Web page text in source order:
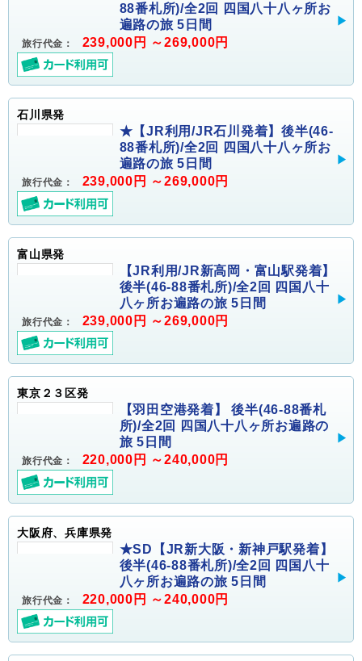
88番札所)/全2回 四国八十八ヶ所お
遍路の旅 5日間
旅行代金： 239,000円 ～269,000円
石川県発
★【JR利用/JR石川発着】後半(46-
88番札所)/全2回 四国八十八ヶ所お
遍路の旅 5日間
旅行代金： 239,000円 ～269,000円
富山県発
【JR利用/JR新高岡・富山駅発着】
後半(46-88番札所)/全2回 四国八十
八ヶ所お遍路の旅 5日間
旅行代金： 239,000円 ～269,000円
東京２３区発
【羽田空港発着】 後半(46-88番札
所)/全2回 四国八十八ヶ所お遍路の
旅 5日間
旅行代金： 220,000円 ～240,000円
大阪府、兵庫県発
★SD【JR新大阪・新神戸駅発着】
後半(46-88番札所)/全2回 四国八十
八ヶ所お遍路の旅 5日間
旅行代金： 220,000円 ～240,000円